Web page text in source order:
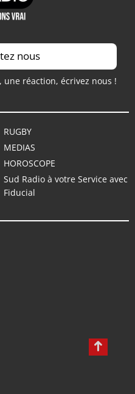
nous
une réaction, écrivez nous !
RUGBY
MEDIAS
HOROSCOPE
Sud Radio à votre Service avec
Fiducial